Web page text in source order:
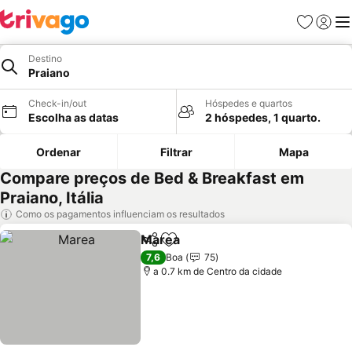
Favoritos
Iniciar
Destino
Praiano
Check-in/out
Escolha as datas
Hóspedes e quartos
2 hóspedes, 1 quarto.
Ordenar Filtrar Mapa
Compare preços de Bed & Breakfast em
Praiano, Itália
Como os pagamentos influenciam os resultados
PartilharAdicionar aos favoritos
Marea
7,6 Boa
75
a 0.7 km de Centro da cidade